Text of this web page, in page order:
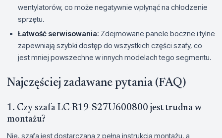
wentylatorów, co może negatywnie wpłynąć na chłodzenie
sprzętu.
Łatwość serwisowania: Zdejmowane panele boczne i tylne
zapewniają szybki dostęp do wszystkich części szafy, co
jest mniej powszechne w innych modelach tego segmentu.
Najczęściej zadawane pytania (FAQ)
1. Czy szafa LC-R19-S27U600800 jest trudna w
montażu?
Nie, szafa jest dostarczana z pełną instrukcją montażu, a